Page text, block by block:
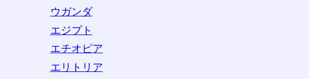
ウガンダ
エジプト
エチオピア
エリトリア